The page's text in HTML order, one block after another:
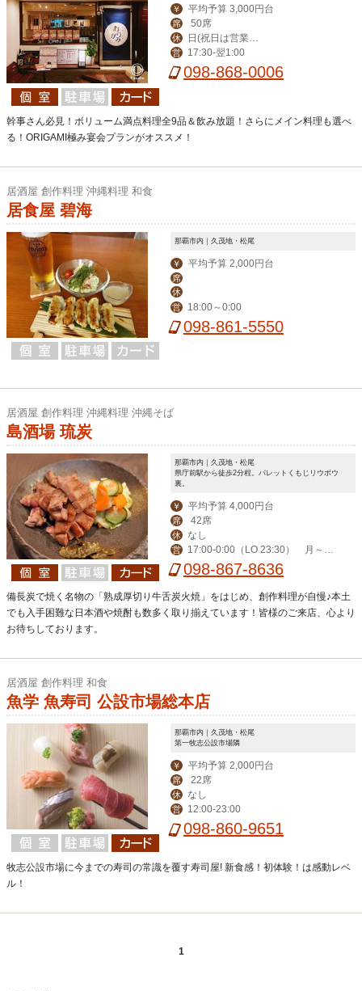
￥ 平均予算 3,000円台
席 50席
休
月曜振替休)
営 17:30-翌1:00
098-868-0006
幹事さん必見！ボリューム満点料理全9品＆飲み放題！さらにメイン料理も選べ
る！ORIGAMI極み宴会プランがオススメ！
居酒屋 創作料理 沖縄料理 和食
居食屋 碧海
那覇市内｜久茂地・松尾
￥ 平均予算 2,000円台
席
休
営
18:00～0:00
098-861-5550
居酒屋 創作料理 沖縄料理 沖縄そば
島酒場 琉炭
那覇市内｜久茂地・松尾
県庁前駅から徒歩2分程。パレットくもじリウボウ
裏。
￥ 平均予算 4,000円台
席 42席
休 なし
営
17:00-0:00（LO 23:30） 月～木
ランチ（弁当有）11:30-13:00
098-867-8636
備長炭で焼く名物の「熟成厚切り牛舌炭火焼」をはじめ、創作料理が自慢♪本土
でも入手困難な日本酒や焼酎も数多く取り揃えています！皆様のご来店、心より
お待ちしております。
居酒屋 創作料理 和食
魚学 魚寿司 公設市場総本店
那覇市内｜久茂地・松尾
第一牧志公設市場隣
￥ 平均予算 2,000円台
席 22席
休 なし
営 12:00-23:00
098-860-9651
牧志公設市場に今までの寿司の常識を覆す寿司屋! 新食感！初体験！は感動レベ
ル！
1